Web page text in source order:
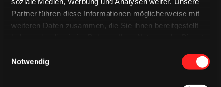
Partner führen diese Informationen möglicherweise mit
weiteren Daten zusammen, die Sie ihnen bereitgestellt
Notwendig